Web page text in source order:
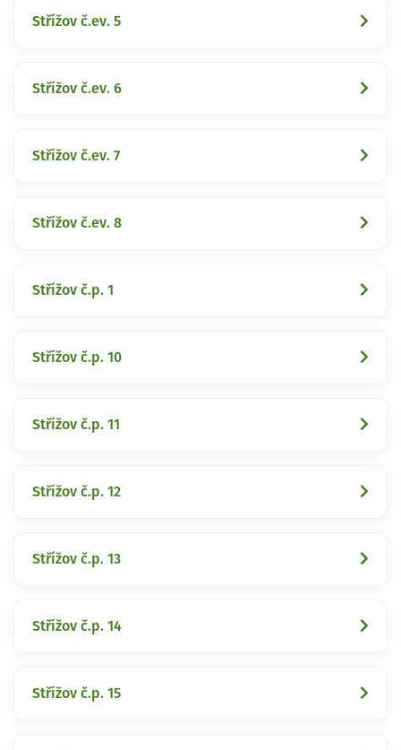
Střížov č.ev. 5
Střížov č.ev. 6
Střížov č.ev. 7
Střížov č.ev. 8
Střížov č.p. 1
Střížov č.p. 10
Střížov č.p. 11
Střížov č.p. 12
Střížov č.p. 13
Střížov č.p. 14
Střížov č.p. 15